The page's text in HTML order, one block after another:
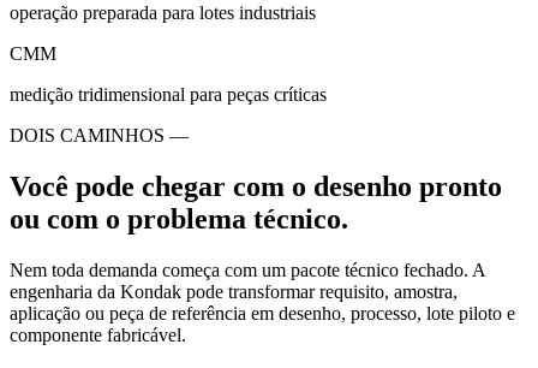
operação preparada para lotes industriais
CMM
medição tridimensional para peças críticas
DOIS CAMINHOS —
Você pode chegar com o desenho pronto
ou com o problema técnico.
Nem toda demanda começa com um pacote técnico fechado. A
engenharia da Kondak pode transformar requisito, amostra,
aplicação ou peça de referência em desenho, processo, lote piloto e
componente fabricável.